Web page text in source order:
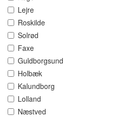
Lejre
Roskilde
Solrød
Faxe
Guldborgsund
Holbæk
Kalundborg
Lolland
Næstved